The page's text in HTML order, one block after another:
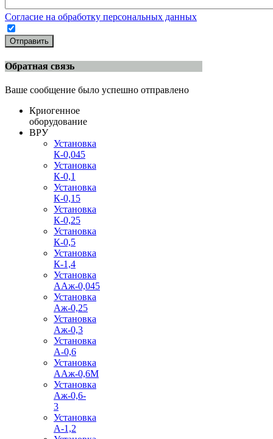
Согласие на обработку персональных данных
Отправить
Обратная связь
Ваше сообщение было успешно отправлено
Криогенное
оборудование
ВРУ
Установка
К-0,045
Установка
К-0,1
Установка
К-0,15
Установка
К-0,25
Установка
К-0,5
Установка
К-1,4
Установка
ААж-0,045
Установка
Аж-0,25
Установка
Аж-0,3
Установка
А-0,6
Установка
ААж-0,6М
Установка
Аж-0,6-
3
Установка
А-1,2